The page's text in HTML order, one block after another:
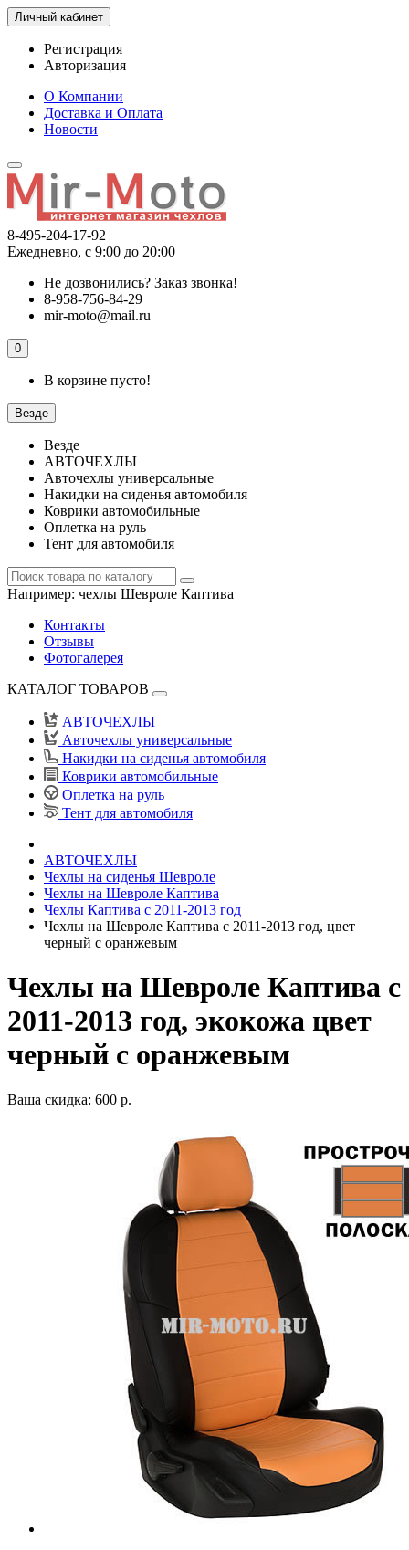
Личный кабинет
Регистрация
Авторизация
О Компании
Доставка и Оплата
Новости
8-495-204-17-92
Ежедневно, с 9:00 до 20:00
Не дозвонились? Заказ звонка!
8-958-756-84-29
mir-moto@mail.ru
0
В корзине пусто!
Везде
Везде
АВТОЧЕХЛЫ
Авточехлы универсальные
Накидки на сиденья автомобиля
Коврики автомобильные
Оплетка на руль
Тент для автомобиля
Например: чехлы Шевроле Каптива
Контакты
Отзывы
Фотогалерея
КАТАЛОГ ТОВАРОВ
АВТОЧЕХЛЫ
Авточехлы универсальные
Накидки на сиденья автомобиля
Коврики автомобильные
Оплетка на руль
Тент для автомобиля
АВТОЧЕХЛЫ
Чехлы на сиденья Шевроле
Чехлы на Шевроле Каптива
Чехлы Каптива с 2011-2013 год
Чехлы на Шевроле Каптива с 2011-2013 год, цвет
черный с оранжевым
Чехлы на Шевроле Каптива с
2011-2013 год, экокожа цвет
черный с оранжевым
Ваша скидка: 600 р.